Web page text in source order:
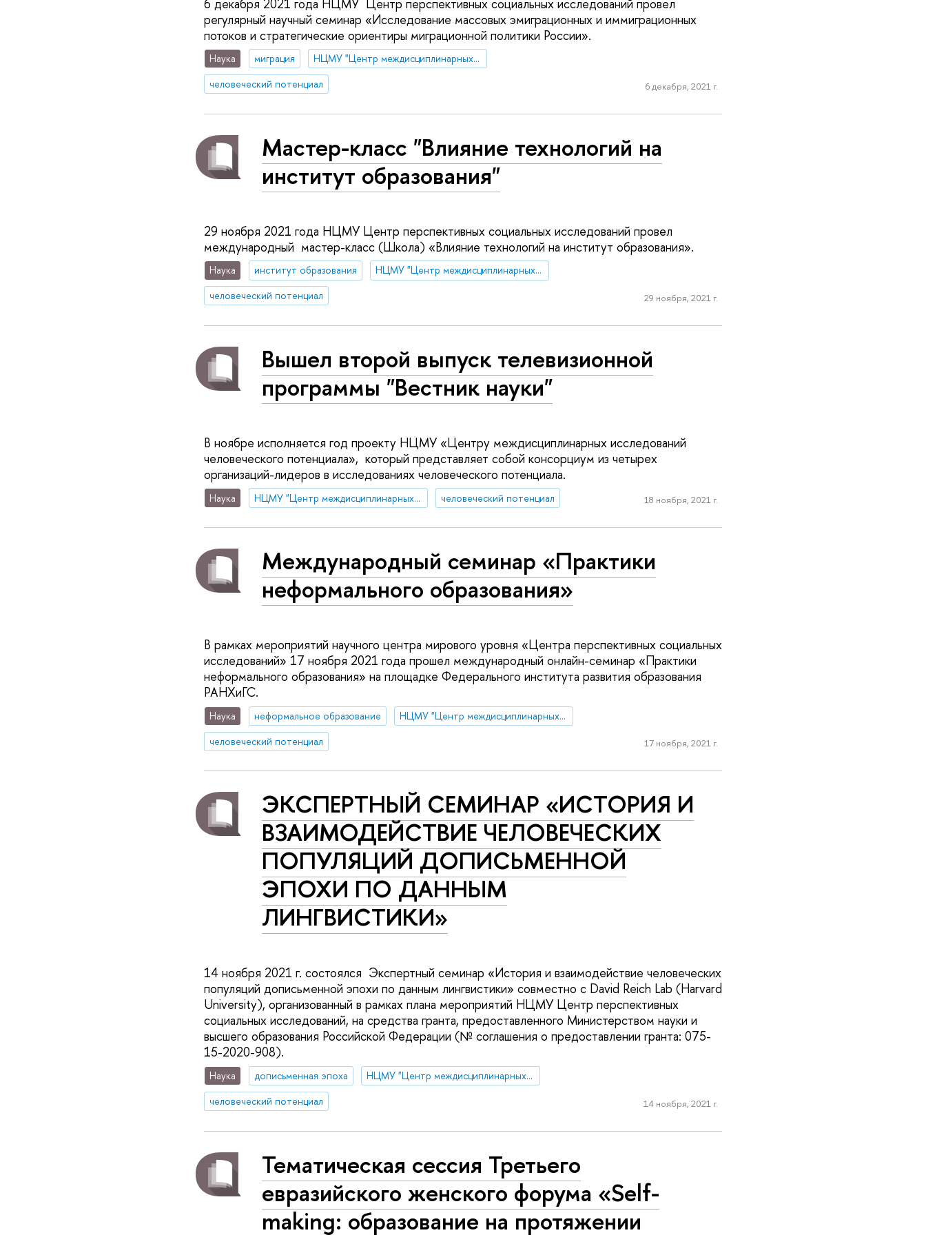
6 декабря 2021 года НЦМУ Центр перспективных социальных исследований провел
регулярный научный семинар «Исследование массовых эмиграционных и иммиграционных
потоков и стратегические ориентиры миграционной политики России».
Наука миграция
НЦМУ "Центр междисциплинарных исследований человеческого потенциала"
человеческий потенциал
6 декабря, 2021 г.
Мастер-класс "Влияние технологий на
институт образования"
29 ноября 2021 года НЦМУ Центр перспективных социальных исследований провел
международный мастер-класс (Школа) «Влияние технологий на институт образования».
Наука институт образования
НЦМУ "Центр междисциплинарных исследований человеческого потенциала"
человеческий потенциал
29 ноября, 2021 г.
Вышел второй выпуск телевизионной
программы "Вестник науки"
В ноябре исполняется год проекту НЦМУ «Центру междисциплинарных исследований
человеческого потенциала», который представляет собой консорциум из четырех
организаций-лидеров в исследованиях человеческого потенциала.
Наука НЦМУ "Центр междисциплинарных исследований человеческого потенциала" человеческий потенциал 18 ноября, 2021 г.
Международный семинар «Практики
неформального образования»
В рамках мероприятий научного центра мирового уровня «Центра перспективных социальных
исследований» 17 ноября 2021 года прошел международный онлайн-семинар «Практики
неформального образования» на площадке Федерального института развития образования
РАНХиГС.
Наука неформальное образование
НЦМУ "Центр междисциплинарных исследований человеческого потенциала"
человеческий потенциал
17 ноября, 2021 г.
ЭКСПЕРТНЫЙ СЕМИНАР «ИСТОРИЯ И
ВЗАИМОДЕЙСТВИЕ ЧЕЛОВЕЧЕСКИХ
ПОПУЛЯЦИЙ ДОПИСЬМЕННОЙ
ЭПОХИ ПО ДАННЫМ
ЛИНГВИСТИКИ»
14 ноября 2021 г. состоялся Экспертный семинар «История и взаимодействие человеческих
популяций дописьменной эпохи по данным лингвистики» совместно с David Reich Lab (Harvard
University), организованный в рамках плана мероприятий НЦМУ Центр перспективных
социальных исследований, на средства гранта, предоставленного Министерством науки и
высшего образования Российской Федерации (№ соглашения о предоставлении гранта: 075-
15-2020-908).
Наука дописьменная эпоха
НЦМУ "Центр междисциплинарных исследований человеческого потенциала"
человеческий потенциал
14 ноября, 2021 г.
Тематическая сессия Третьего
евразийского женского форума «Self-
making: образование на протяжении